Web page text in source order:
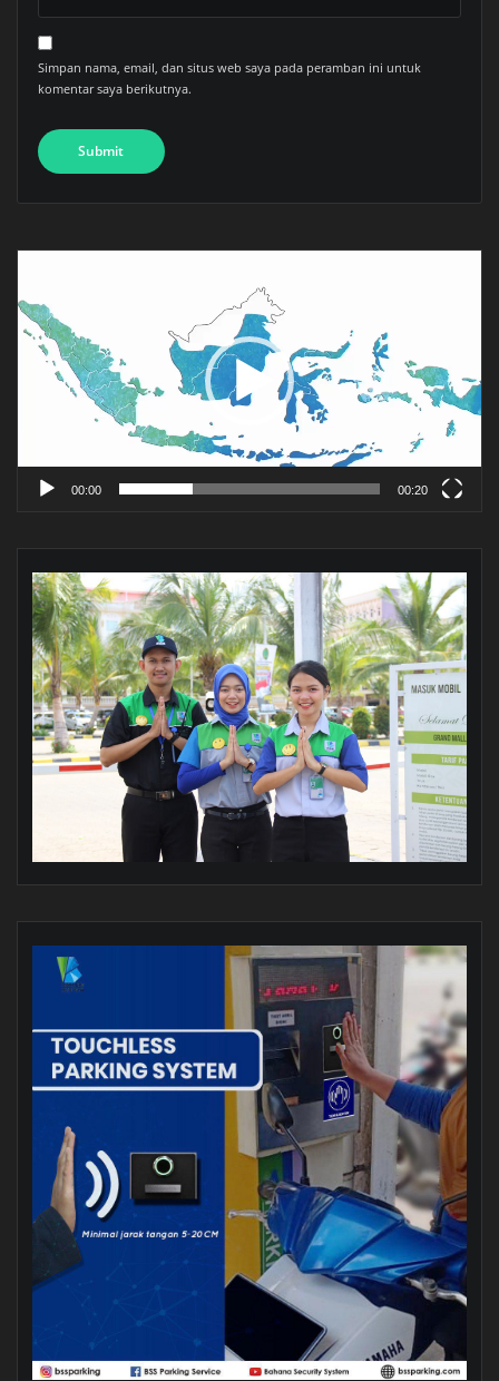
Simpan nama, email, dan situs web saya pada peramban ini untuk
komentar saya berikutnya.
00:00 00:20